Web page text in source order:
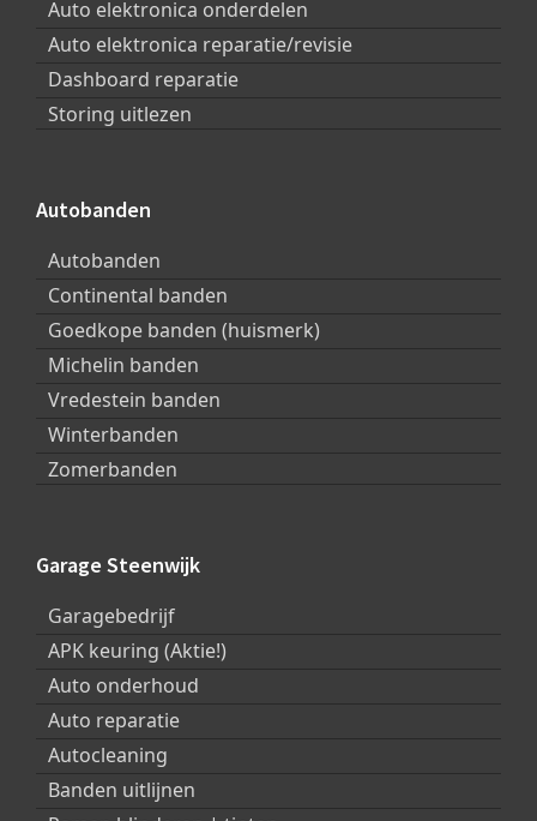
Auto elektronica onderdelen
Auto elektronica reparatie/revisie
Dashboard reparatie
Storing uitlezen
Autobanden
Autobanden
Continental banden
Goedkope banden (huismerk)
Michelin banden
Vredestein banden
Winterbanden
Zomerbanden
Garage Steenwijk
Garagebedrijf
APK keuring (Aktie!)
Auto onderhoud
Auto reparatie
Autocleaning
Banden uitlijnen